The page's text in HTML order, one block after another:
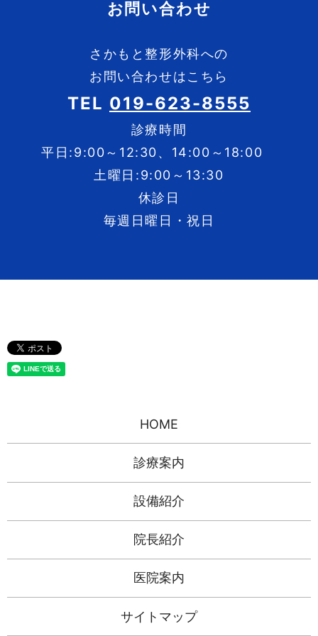
お問い合わせ
さかもと整形外科への
お問い合わせはこちら
TEL 019-623-8555
診療時間
平日:9:00～12:30、14:00～18:00
土曜日:9:00～13:30
休診日
毎週日曜日・祝日
HOME
診療案内
設備紹介
院長紹介
医院案内
サイトマップ